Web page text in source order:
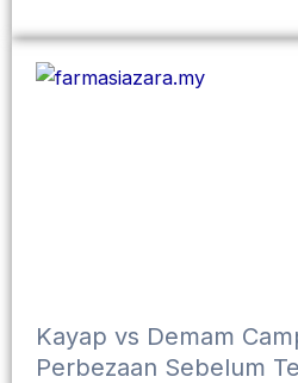
Kayap vs Demam
Perbezaan Sebelum